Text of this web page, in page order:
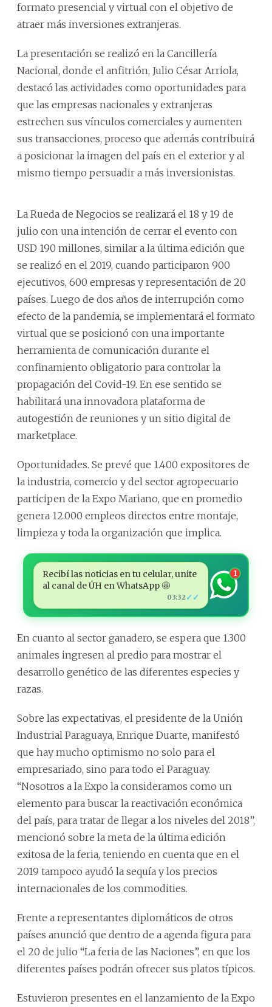
formato presencial y virtual con el objetivo de
atraer más inversiones extranjeras.
La presentación se realizó en la Cancillería
Nacional, donde el anfitrión, Julio César Arriola,
destacó las actividades como oportunidades para
que las empresas nacionales y extranjeras
estrechen sus vínculos comerciales y aumenten
sus transacciones, proceso que además contribuirá
a posicionar la imagen del país en el exterior y al
mismo tiempo persuadir a más inversionistas.
La Rueda de Negocios se realizará el 18 y 19 de
julio con una intención de cerrar el evento con
USD 190 millones, similar a la última edición que
se realizó en el 2019, cuando participaron 900
ejecutivos, 600 empresas y representación de 20
países. Luego de dos años de interrupción como
efecto de la pandemia, se implementará el formato
virtual que se posicionó con una importante
herramienta de comunicación durante el
confinamiento obligatorio para controlar la
propagación del Covid-19. En ese sentido se
habilitará una innovadora plataforma de
autogestión de reuniones y un sitio digital de
marketplace.
Oportunidades. Se prevé que 1.400 expositores de
la industria, comercio y del sector agropecuario
participen de la Expo Mariano, que en promedio
genera 12.000 empleos directos entre montaje,
limpieza y toda la organización que implica.
Recibí las noticias en tu celular, unite
al canal de ÚH en WhatsApp 🤩
03:32 ✓✓
1
En cuanto al sector ganadero, se espera que 1.300
animales ingresen al predio para mostrar el
desarrollo genético de las diferentes especies y
razas.
Sobre las expectativas, el presidente de la Unión
Industrial Paraguaya, Enrique Duarte, manifestó
que hay mucho optimismo no solo para el
empresariado, sino para todo el Paraguay.
“Nosotros a la Expo la consideramos como un
elemento para buscar la reactivación económica
del país, para tratar de llegar a los niveles del 2018”,
mencionó sobre la meta de la última edición
exitosa de la feria, teniendo en cuenta que en el
2019 tampoco ayudó la sequía y los precios
internacionales de los commodities.
Frente a representantes diplomáticos de otros
países anunció que dentro de a agenda figura para
el 20 de julio “La feria de las Naciones”, en que los
diferentes países podrán ofrecer sus platos típicos.
Estuvieron presentes en el lanzamiento de la Expo